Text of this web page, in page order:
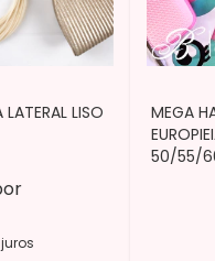
LISO
MEGA
50/55/